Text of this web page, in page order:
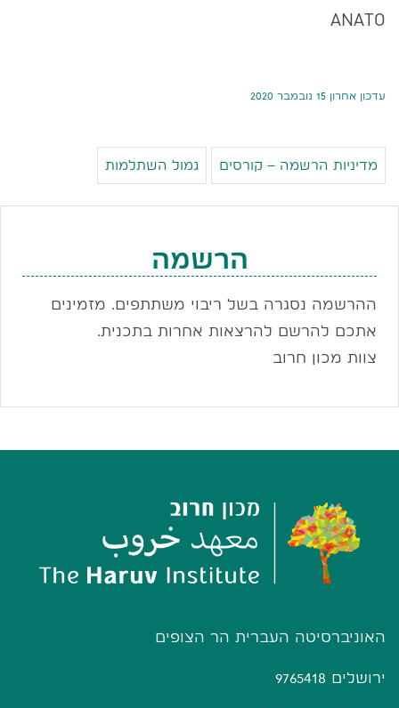
ANATO
עדכון אחרון 15 נובמבר 2020
מדיניות הרשמה – קורסים גמול השתלמות
הרשמה
ההרשמה נסגרה בשל ריבוי משתתפים. מזמינים
אתכם להרשם להרצאות אחרות בתכנית.
צוות מכון חרוב
האוניברסיטה העברית הר הצופים
ירושלים 9765418